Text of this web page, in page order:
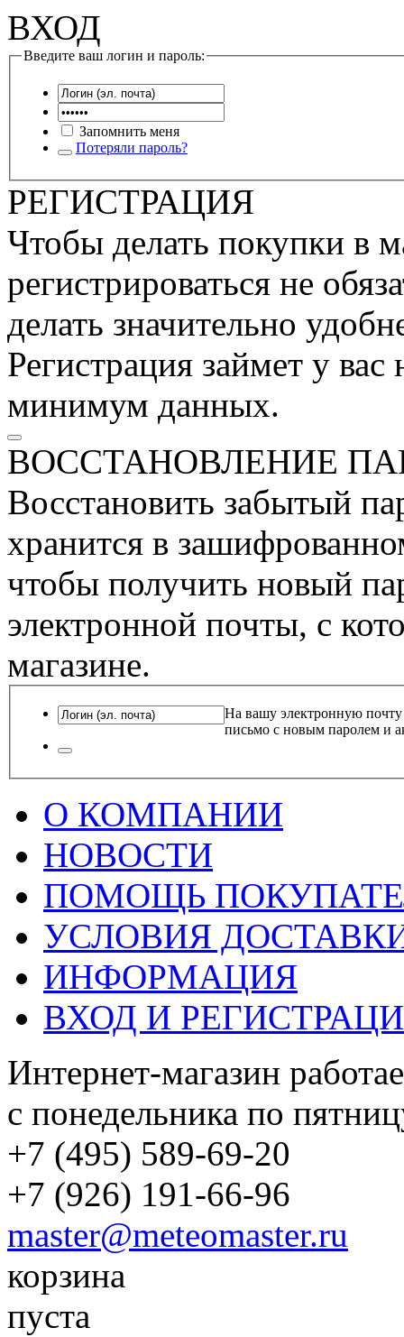
ВХОД
Введите ваш логин и пароль:
Запомнить меня
Потеряли пароль?
РЕГИСТРАЦИЯ
Чтобы делать покупки в
регистрироваться не
делать значительно
Регистрация займет у
минимум данных.
ВОССТАНОВЛЕНИЕ
Восстановить забытый
хранится в
чтобы получить новый
электронной почты, с
магазине.
На вашу электронную почту
письмо с новым паролем и
О КОМПАНИИ
НОВОСТИ
ПОМОЩЬ
УСЛОВИЯ
ИНФОРМАЦИЯ
ВХОД И
Интернет-магазин
с понедельника по
+7 (495) 589-69-20
+7 (926) 191-66-96
master@meteomaster.ru
корзина
пуста